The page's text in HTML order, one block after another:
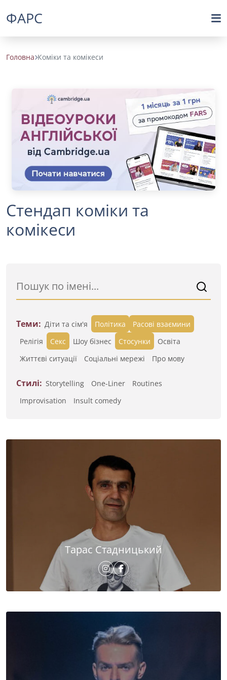
ФАРС
Головна Коміки та комікеси
Стендап коміки та
комікеси
Теми: Діти та сім'я Політика
Расові взаємини
Релігія
Секс Шоу бізнес Стосунки
Освіта
Життєві ситуації
Cоціальні мережі Про мову
Стилі: Storytelling One-Liner
Routines
Improvisation
Insult comedy
Тарас Стадницький